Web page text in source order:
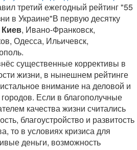
третий ежегодный рейтинг "55
в Украине"В первую десятку
Киев, Ивано-Франковск,
Одесса, Ильичевск,
существенные коррективы в
жизни, в нынешнем рейтинге
внимание на деловой и
Если в благополучные
качества жизни считались
благоустройство и развитость
то в условиях кризиса для
деньги, возможность